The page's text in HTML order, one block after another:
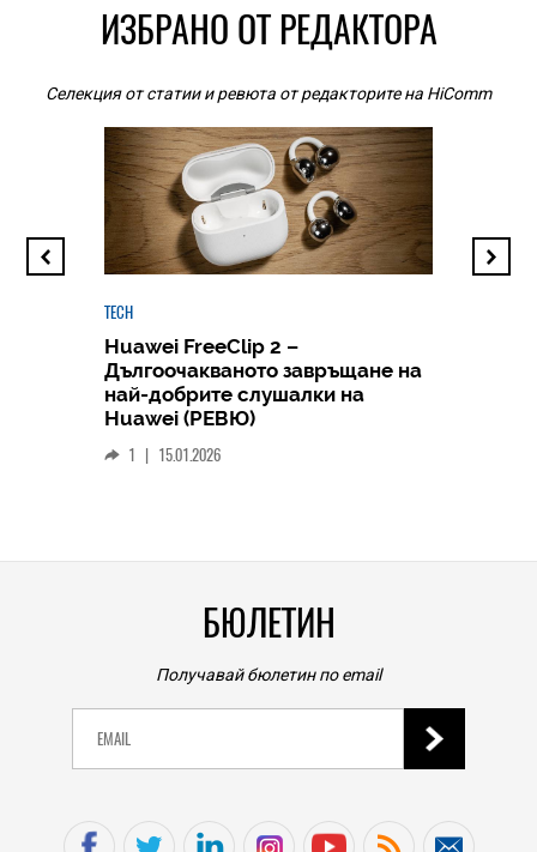
ИЗБРАНО ОТ РЕДАКТОРА
Селекция от статии и ревюта от редакторите на HiComm
TECH
Huawei FreeClip 2 –
Дългоочакваното завръщане на
най-добрите слушалки на
Huawei (РЕВЮ)
1 | 15.01.2026
БЮЛЕТИН
Получавай бюлетин по email